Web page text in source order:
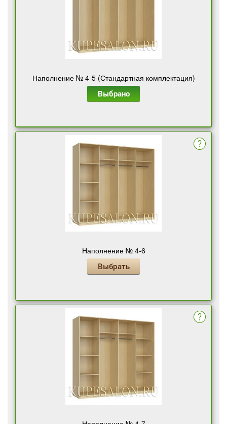
Наполнение № 4-5 (Стандартная комплектация)
Выбрано
Наполнение № 4-6
Выбрать